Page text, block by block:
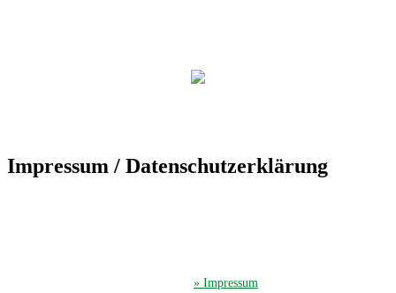
Impressum / Datenschutzerklärung
» Impressum